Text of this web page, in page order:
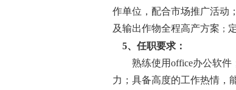
作单位，配合市场推广活动
及输出作物全程高产方案 ；
5、任职要求：
熟练使用office办公软件
力；具备高度的工作热情，